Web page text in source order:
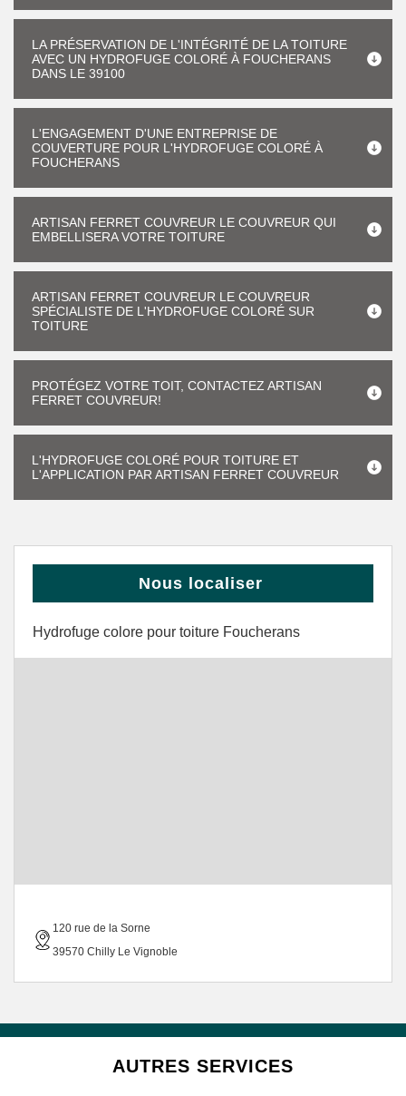
LA PRÉSERVATION DE L'INTÉGRITÉ DE LA TOITURE
AVEC UN HYDROFUGE COLORÉ À FOUCHERANS
DANS LE 39100
L'ENGAGEMENT D'UNE ENTREPRISE DE
COUVERTURE POUR L'HYDROFUGE COLORÉ À
FOUCHERANS
ARTISAN FERRET COUVREUR LE COUVREUR QUI
EMBELLISERA VOTRE TOITURE
ARTISAN FERRET COUVREUR LE COUVREUR
SPÉCIALISTE DE L'HYDROFUGE COLORÉ SUR
TOITURE
PROTÉGEZ VOTRE TOIT, CONTACTEZ ARTISAN
FERRET COUVREUR!
L'HYDROFUGE COLORÉ POUR TOITURE ET
L'APPLICATION PAR ARTISAN FERRET COUVREUR
Nous localiser
Hydrofuge colore pour toiture Foucherans
120 rue de la Sorne
39570 Chilly Le Vignoble
AUTRES SERVICES